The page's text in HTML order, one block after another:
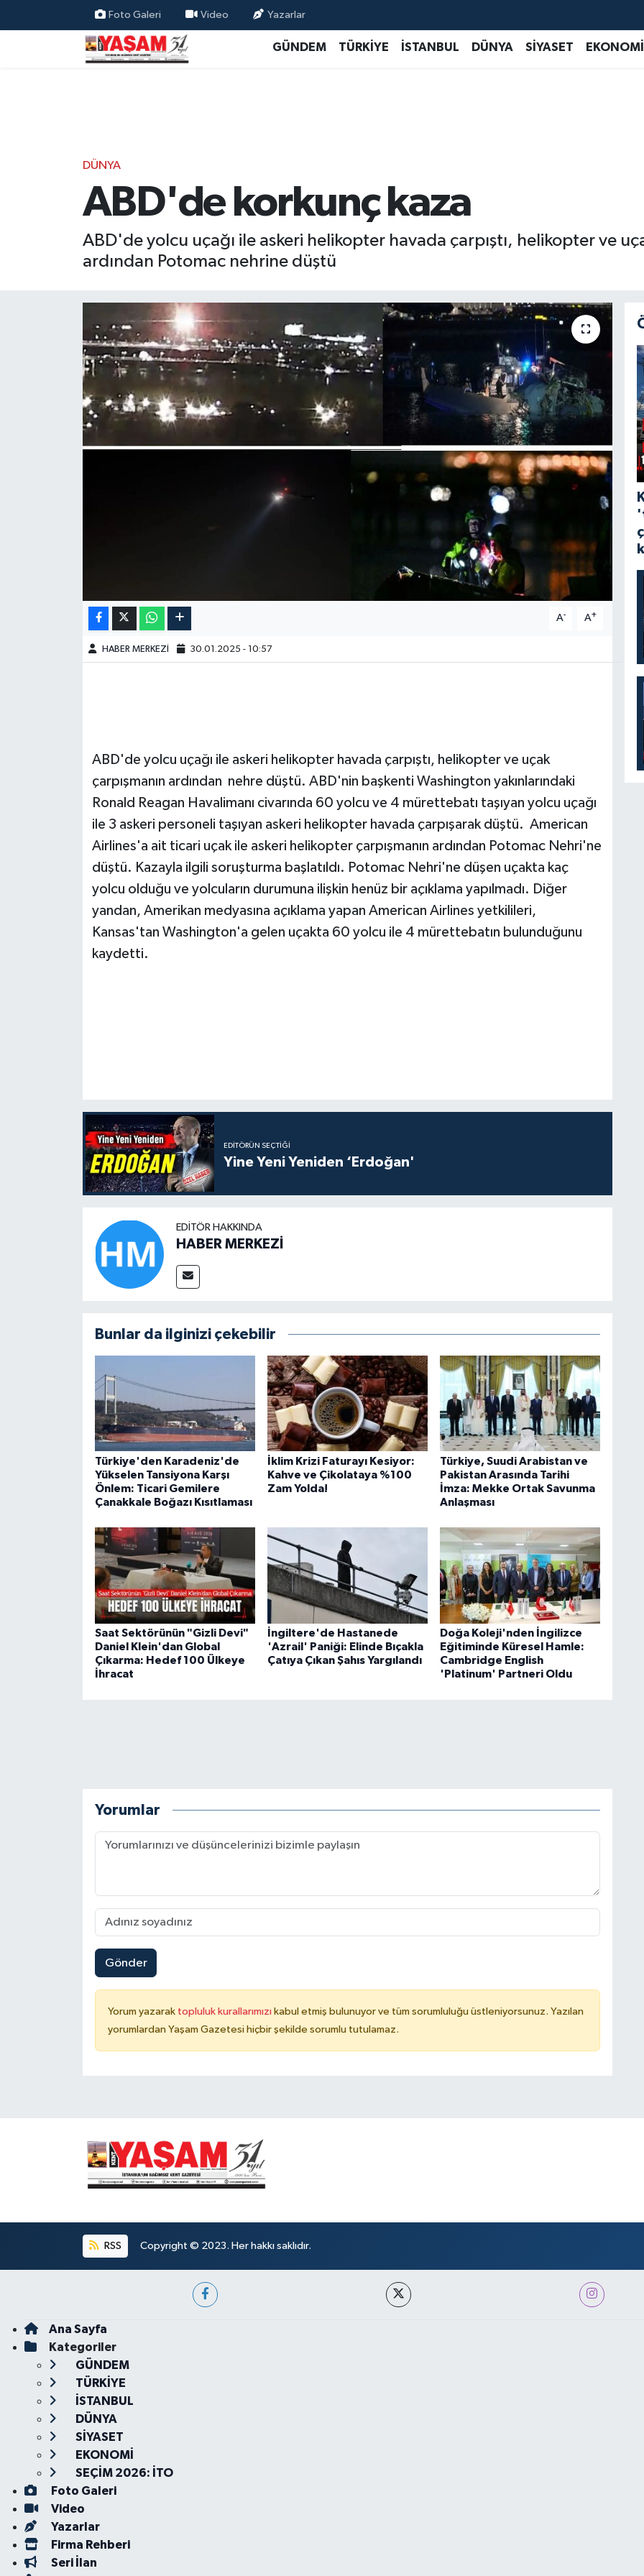
Foto Galeri Video Yazarlar
GÜNDEM TÜRKİYE İSTANBUL DÜNYA SİYASET EKONOMİ
DÜNYA
ABD'de korkunç kaza
ABD'de yolcu uçağı ile askeri helikopter havada çarpıştı, helikopter ve
ardından Potomac nehrine düştü
A- A+
HABER MERKEZİ 30.01.2025 - 10:57
ABD'de yolcu uçağı ile askeri helikopter havada çarpıştı, helikopter ve uçak
çarpışmanın ardından nehre düştü. ABD'nin başkenti Washington yakınlarındaki
Ronald Reagan Havalimanı civarında 60 yolcu ve 4 mürettebatı taşıyan yolcu uçağı
ile 3 askeri personeli taşıyan askeri helikopter havada çarpışarak düştü. American
Airlines'a ait ticari uçak ile askeri helikopter çarpışmanın ardından Potomac Nehri'ne
düştü. Kazayla ilgili soruşturma başlatıldı. Potomac Nehri'ne düşen uçakta kaç
yolcu olduğu ve yolcuların durumuna ilişkin henüz bir açıklama yapılmadı. Diğer
yandan, Amerikan medyasına açıklama yapan American Airlines yetkilileri,
Kansas'tan Washington'a gelen uçakta 60 yolcu ile 4 mürettebatın bulunduğunu
kaydetti.
EDITÖRÜN SEÇTIĞI
Yine Yeni Yeniden ‘Erdoğan'
EDITÖR HAKKINDA
HABER MERKEZİ
Bunlar da ilginizi çekebilir
Türkiye'den Karadeniz'de
Yükselen Tansiyona Karşı
Önlem: Ticari Gemilere
Çanakkale Boğazı Kısıtlaması
İklim Krizi Faturayı Kesiyor:
Kahve ve Çikolataya %100
Zam Yolda!
Türkiye, Suudi Arabistan ve
Pakistan Arasında Tarihi
İmza: Mekke Ortak Savunma
Anlaşması
Saat Sektörünün "Gizli Devi"
Daniel Klein'dan Global
Çıkarma: Hedef 100 Ülkeye
İhracat
İngiltere'de Hastanede
'Azrail' Paniği: Elinde Bıçakla
Çatıya Çıkan Şahıs Yargılandı
Doğa Koleji'nden İngilizce
Eğitiminde Küresel Hamle:
Cambridge English
'Platinum' Partneri Oldu
Yorumlar
Gönder
Yorum yazarak topluluk kurallarımızı kabul etmiş bulunuyor ve tüm sorumluluğu üstleniyorsunuz. Yazılan
yorumlardan Yaşam Gazetesi hiçbir şekilde sorumlu tutulamaz.
RSS Copyright © 2023. Her hakkı saklıdır.
Ana Sayfa
Kategoriler
GÜNDEM
TÜRKİYE
İSTANBUL
DÜNYA
SİYASET
EKONOMİ
SEÇİM 2026: İTO
Foto Galeri
Video
Yazarlar
Firma Rehberi
Seri İlan